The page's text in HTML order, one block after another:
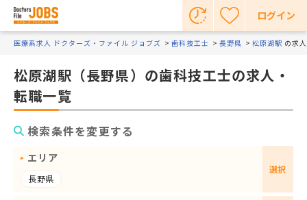
ログイン
医療系求人 ドクターズ・ファイル ジョブズ 歯科技工士 長野県 松原湖駅 の求
松原湖駅（長野県）の歯科技工士の求人・
転職一覧
検索条件を変更する
エリア
長野県
選択